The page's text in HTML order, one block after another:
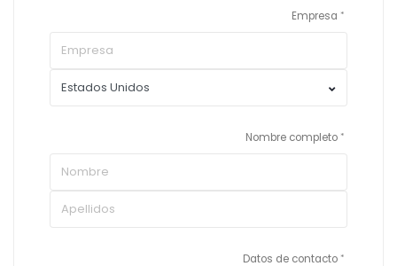
Empresa
Nombre completo
Datos de contacto